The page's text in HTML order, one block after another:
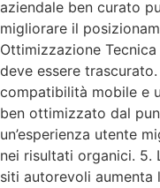
aziendale ben curato
migliorare il
Ottimizzazione
deve essere
compatibilità mobile e
ben ottimizzato dal
un’esperienza utente
nei risultati organici. 5.
siti autorevoli